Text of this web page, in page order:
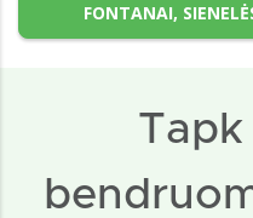
FONTANAI,